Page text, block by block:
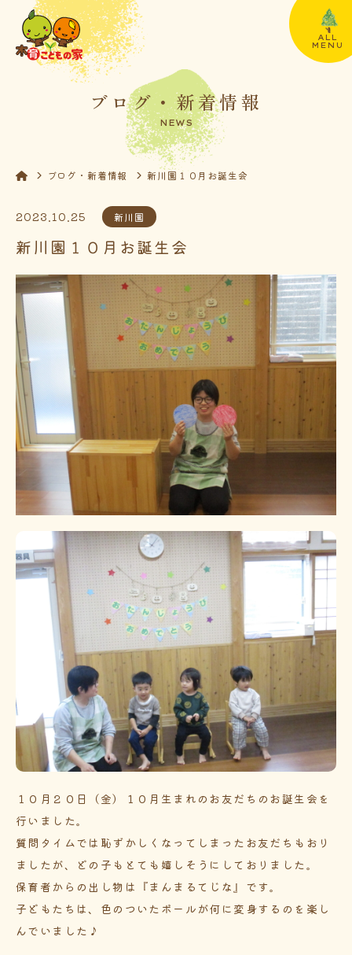
ALL
MENU
ブログ・新着情報
NEWS
ブログ・新着情報 新川園１０月お誕生会
2023.10.25 新川園
新川園１０月お誕生会
１０月２０日（金）１０月生まれのお友だちのお誕生会を
行いました。
質問タイムでは恥ずかしくなってしまったお友だちもおり
ましたが、どの子もとても嬉しそうにしておりました。
保育者からの出し物は『まんまるてじな』です。
子どもたちは、色のついたボールが何に変身するのを楽し
んでいました♪